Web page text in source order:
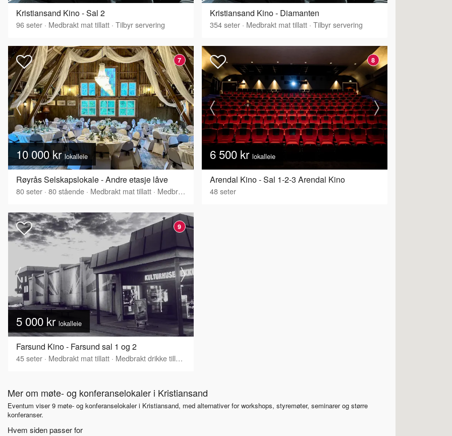
Kristiansand Kino - Sal 2
96seter · Medbrakt mat tillatt · Tilbyr servering
Kristiansand Kino - Diamanten
354seter · Medbrakt mat tillatt · Tilbyr servering
7
10 000 krlokalleie
Røyrås Selskapslokale - Andre etasje låve
80seter · 80stående · Medbrakt mat tillatt · Medbrakt drikke tillatt
8
6 500 kr lokalleie
Arendal Kino - Sal 1-2-3 Arendal Kino
48seter
9
5 000 kr lokalleie
Farsund Kino - Farsund sal 1 og 2
45seter · Medbrakt mat tillatt · Medbrakt drikke tillatt
Mer om møte- og konferanselokaler i Kristiansand
Eventum viser 9 møte- og konferanselokaler i Kristiansand, med alternativer for workshops, styremøter, seminarer og større
konferanser.
Hvem siden passer for